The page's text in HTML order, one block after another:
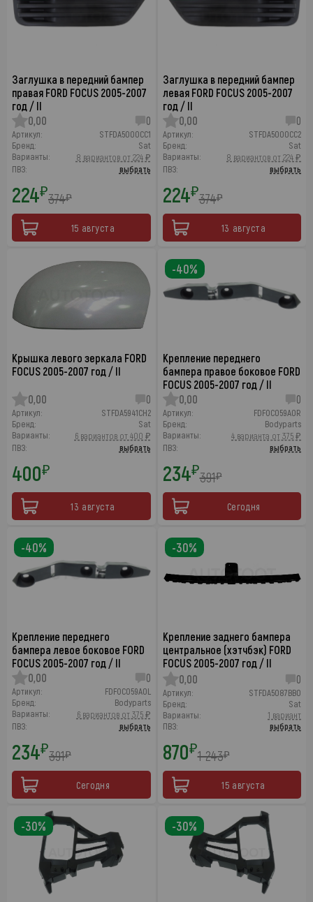
Заглушка в передний бампер
правая FORD FOCUS 2005-2007
год / II
0,00
0
Артикул:
STFDA5000CC1
Бренд:
Sat
Варианты:
8 вариантов от 224 ₽
ПВЗ:
выбрать
224₽374₽
15 августа
Заглушка в передний бампер
левая FORD FOCUS 2005-2007
год / II
0,00
0
Артикул:
STFDA5000CC2
Бренд:
Sat
Варианты:
8 вариантов от 224 ₽
ПВЗ:
выбрать
224₽374₽
13 августа
Крышка левого зеркала FORD
FOCUS 2005-2007 год / II
0,00 0
Артикул:
STFDA5941CH2
Бренд:
Sat
Варианты:
6 вариантов от 400 ₽
ПВЗ:
выбрать
400₽
13 августа
Крепление переднего
бампера правое боковое FORD
FOCUS 2005-2007 год / II
0,00
0
Артикул:
FDFOC059A0R
Бренд:
Bodyparts
Варианты:
4 варианта от 375 ₽
ПВЗ:
выбрать
234₽391₽
Сегодня
-40%
Крепление переднего
бампера левое боковое FORD
FOCUS 2005-2007 год / II
0,00
0
Артикул:
FDFOC059A0L
Бренд:
Bodyparts
Варианты:
6 вариантов от 375 ₽
ПВЗ:
выбрать
234₽391₽
Сегодня
-40%
Крепление заднего бампера
центральное (хэтчбэк) FORD
FOCUS 2005-2007 год / II
0,00
0
Артикул:
STFDA5087BB0
Бренд:
Sat
Варианты:
1 вариант
ПВЗ:
выбрать
870₽1 243₽
15 августа
-30%
-30% -30%